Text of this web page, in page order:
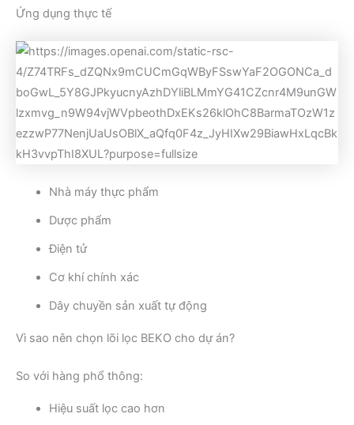
Ứng dụng thực tế
Nhà máy thực phẩm
Dược phẩm
Điện tử
Cơ khí chính xác
Dây chuyền sản xuất tự động
Vì sao nên chọn lõi lọc BEKO cho dự án?
So với hàng phổ thông:
Hiệu suất lọc cao hơn